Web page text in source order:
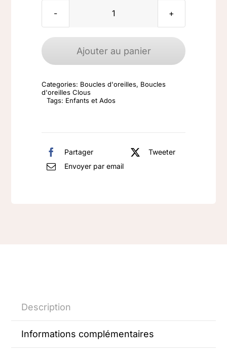
quantité
Boucles
925
rhodié
Ajouter au panier
Categories: Boucles d'oreilles, Boucles
d'oreilles Clous
Tags: Enfants et Ados
Partager
Tweeter
Envoyer par email
Description
Informations complémentaires